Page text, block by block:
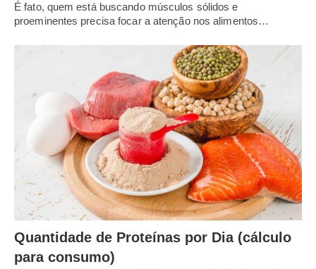
É fato, quem está buscando músculos sólidos e
proeminentes precisa focar a atenção nos alimentos…
Quantidade de Proteínas por Dia (cálculo
para consumo)